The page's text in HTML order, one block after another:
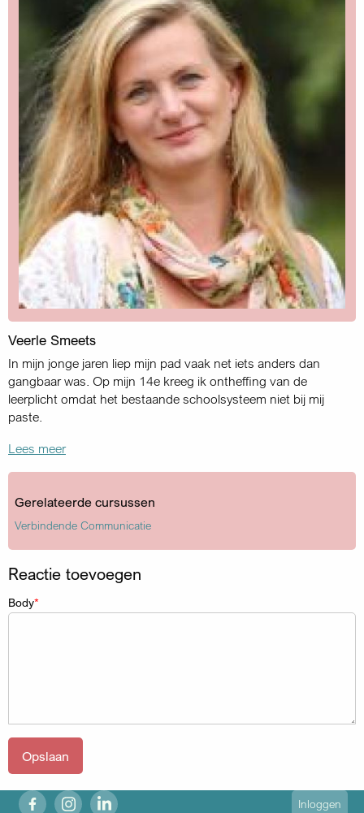
Veerle Smeets
In mijn jonge jaren liep mijn pad vaak net iets anders dan
gangbaar was. Op mijn 14e kreeg ik ontheffing van de
leerplicht omdat het bestaande schoolsysteem niet bij mij
paste.
Lees meer
Gerelateerde cursussen
Verbindende Communicatie
Reactie toevoegen
Body
fb ig in
User
Inloggen